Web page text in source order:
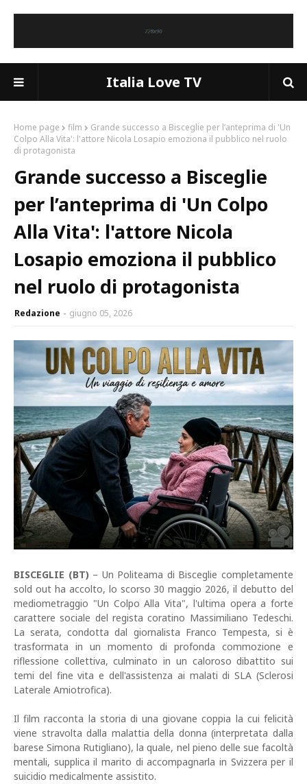
Italia Love TV
Home page film
Grande successo a Bisceglie per l’anteprima di 'Un
Colpo Alla Vita': l'attore Nicola Losapio emoziona il pubblico nel ruolo
di protagonista
Grande successo a Bisceglie
per l’anteprima di 'Un Colpo
Alla Vita': l'attore Nicola
Losapio emoziona il pubblico
nel ruolo di protagonista
Redazione giugno 05, 2026
BISCEGLIE (BT) – Un Politeama di Bisceglie completamente
sold out ha accolto, lo scorso 30 maggio 2026, il debutto del
mediometraggio "Un Colpo Alla Vita", l'ultima opera a forte
carattere sociale del regista coratino Massimiliano Tedeschi.
La serata, condotta dal giornalista Franco Tempesta, si è
trasformata in un momento di profonda commozione e
riflessione collettiva, culminato in un caloroso dibattito sui
temi del fine vita e dell'assistenza ai malati di SLA (Sclerosi
Laterale Amiotrofica).
Il film racconta la storia di una giovane coppia la cui felicità
viene stravolta dalla malattia della donna (interpretata dalla
barese Simona Rutigliano), la quale, nel pieno delle sue facoltà
mentali, supplica il marito di accompagnarla in Svizzera per il
suicidio medicalmente assistito.